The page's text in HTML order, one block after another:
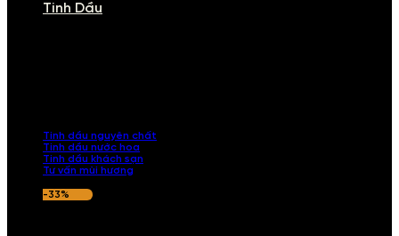
Tinh Dầu
Tinh dầu nguyên chất
Tinh dầu nước hoa
Tinh dầu khách sạn
Tư vấn mùi hương
-33%